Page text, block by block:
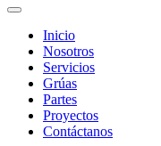
Inicio
Nosotros
Servicios
Grúas
Partes
Proyectos
Contáctanos